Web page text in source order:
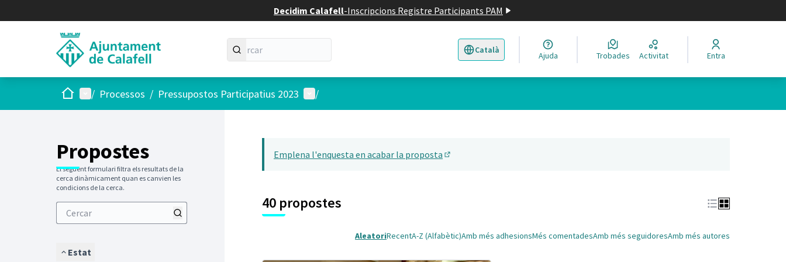
Decidim Calafell-Inscripcions Registre Participants PAM
Català
Triar la llengua Elegir el idioma
Ajuda Trobades Activitat Entra
Inici Menú principal
/ Processos / Pressupostos Participatius 2023 Menú d'usuari
/
Propostes
El següent formulari filtra els resultats de la
cerca dinàmicament quan es canvien les
condicions de la cerca.
Estat
22
Emplena l'enquesta en acabar la proposta
40 propostes
AleatoriRecentA-Z (Alfabètic)Amb més adhesionsMés comentadesAmb més seguidoresAmb més autores